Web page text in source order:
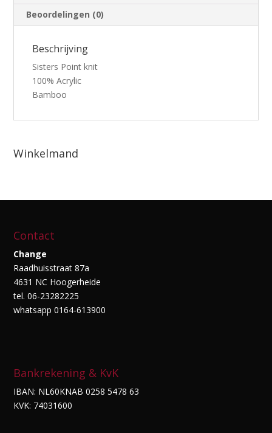
Beoordelingen (0)
Beschrijving
Sisters Point knit
100% Acrylic
Bamboo
Winkelmand
Contact
Change
Raadhuisstraat 87a
4631 NC Hoogerheide
tel. 06-23282225
whatsapp 0164-613900
Bankrekening & KvK
IBAN: NL60KNAB 0258 5478 63
KVK: 74031600